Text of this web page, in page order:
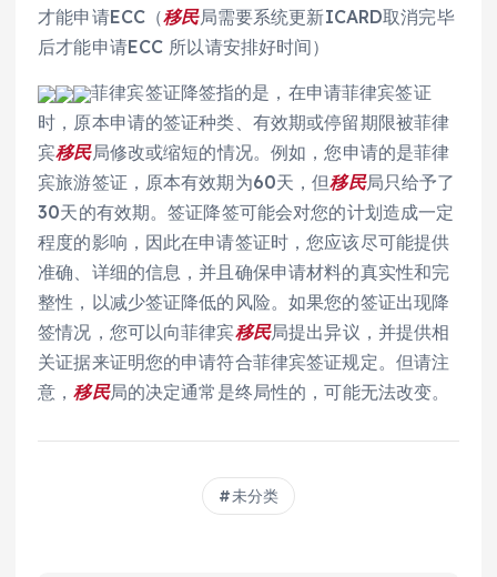
才能申请ECC（移民局需要系统更新ICARD取消完毕
后才能申请ECC 所以请安排好时间）
菲律宾签证降签指的是，在申请菲律宾签证
时，原本申请的签证种类、有效期或停留期限被菲律
宾移民局修改或缩短的情况。例如，您申请的是菲律
宾旅游签证，原本有效期为60天，但移民局只给予了
30天的有效期。签证降签可能会对您的计划造成一定
程度的影响，因此在申请签证时，您应该尽可能提供
准确、详细的信息，并且确保申请材料的真实性和完
整性，以减少签证降低的风险。如果您的签证出现降
签情况，您可以向菲律宾移民局提出异议，并提供相
关证据来证明您的申请符合菲律宾签证规定。但请注
意，移民局的决定通常是终局性的，可能无法改变。
未分类